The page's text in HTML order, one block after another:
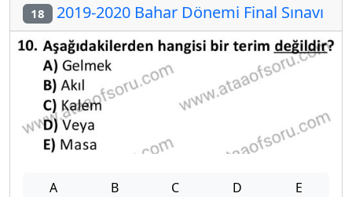
18 2019-2020 Bahar Dönemi Final Sınavı
A B C D E